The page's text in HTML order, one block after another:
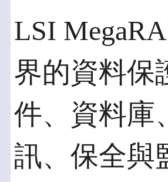
LSI
界的資料保
件、資料庫
訊、保全與